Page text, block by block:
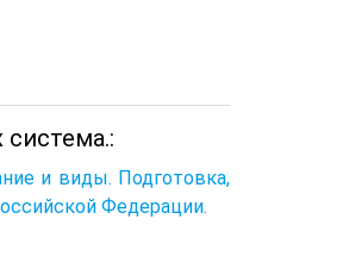
и виды. Подготовка,
Федерации.